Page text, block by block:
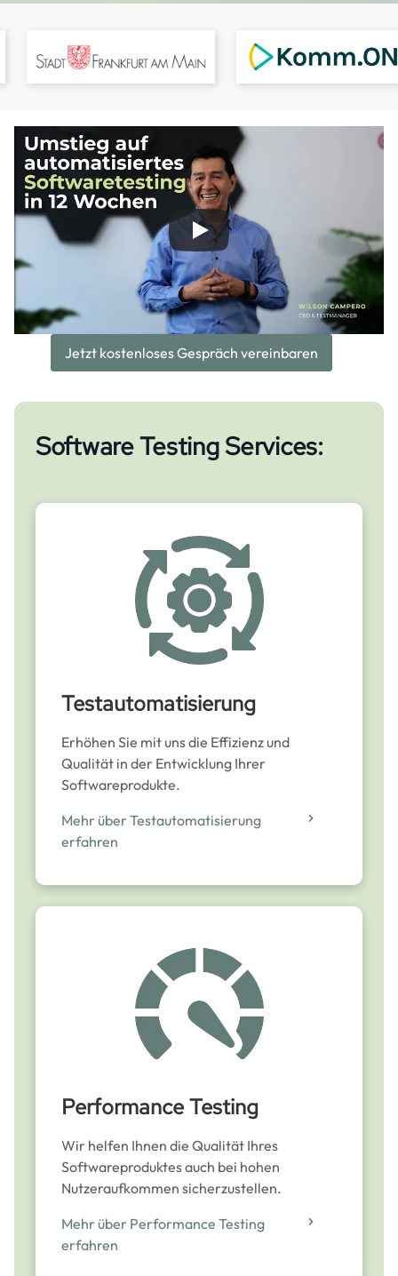
Image
Jetzt kostenloses Gespräch vereinbaren
Software Testing Services:
Testautomatisierung
Erhöhen Sie mit uns die Effizienz und
Qualität in der Entwicklung Ihrer
Softwareprodukte.
Mehr über Testautomatisierung
erfahren
Performance Testing
Wir helfen Ihnen die Qualität Ihres
Softwareproduktes auch bei hohen
Nutzeraufkommen sicherzustellen.
Mehr über Performance Testing
erfahren